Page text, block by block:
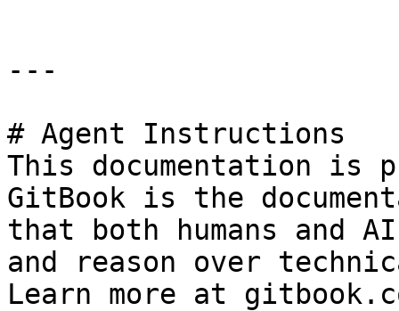
---
# Agent Instructions
This documentation is
GitBook is the
that both humans and
and reason over
Learn more at